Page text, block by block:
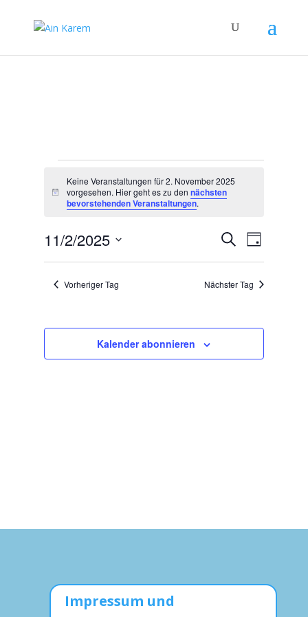
Veranstaltungen
für
November
2025
Hinweis
Keine Veranstaltungen für 2. November 2025
vorgesehen. Hier geht es zu dennächsten
bevorstehenden Veranstaltungen.
Suche
Ansichten,
SucheTag
11/2/2025
Vorheriger Tag Nächster Tag
Kalender abonnieren
Impressum und